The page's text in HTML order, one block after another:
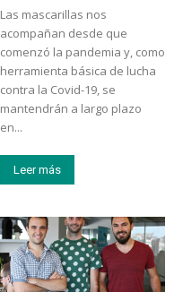
Las mascarillas nos
acompañan desde que
comenzó la pandemia y, como
herramienta básica de lucha
contra la Covid-19, se
mantendrán a largo plazo
en...
Leer más